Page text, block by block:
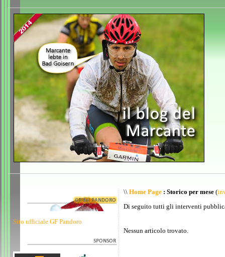
Sito ufficiale GF Pandoro
\\ Home Page : Storico per mese (
Di seguito tutti gli interventi
Nessun articolo trovato.